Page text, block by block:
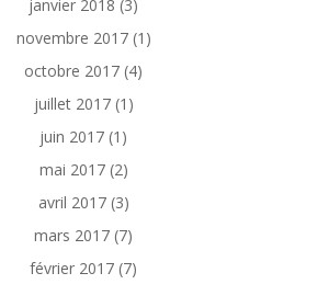
janvier 2018 (3)
novembre 2017(1)
octobre 2017 (4)
juillet 2017(1)
juin 2017 (1)
mai 2017(2)
avril 2017(3)
mars 2017 (7)
février 2017 (7)